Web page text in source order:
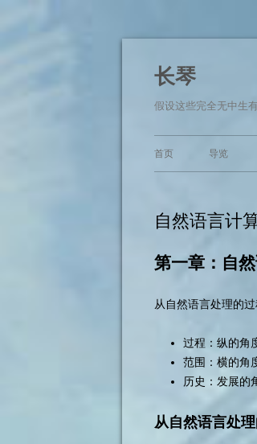
长琴
假设这些完全无中生
首页 导览
自然语言计
第一章：自
从自然语言处理的
过程：纵的角
范围：横的角
历史：发展的
从自然语言处